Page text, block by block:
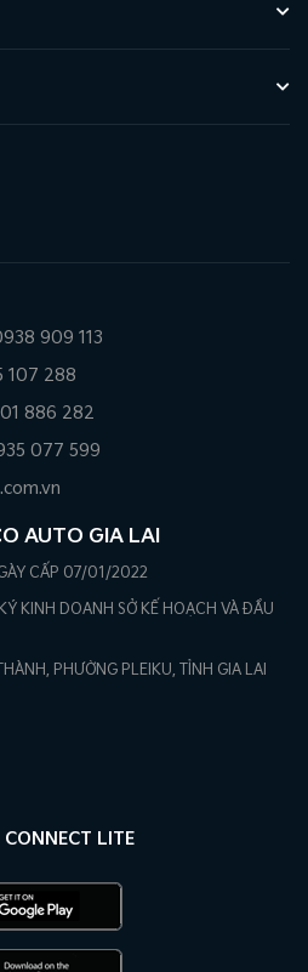
909 113
107 288
886 282
077 599
AUTO GIA LAI
CẤP 07/01/2022
KINH DOANH SỞ KẾ HOẠCH VÀ ĐẦU
PHƯỜNG PLEIKU, TỈNH GIA LAI
LITE